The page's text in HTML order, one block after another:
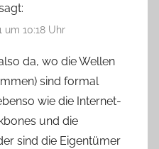
um 10:18 Uhr
da, wo die Wellen
sind formal
wie die Internet-
und die
sind die Eigentümer